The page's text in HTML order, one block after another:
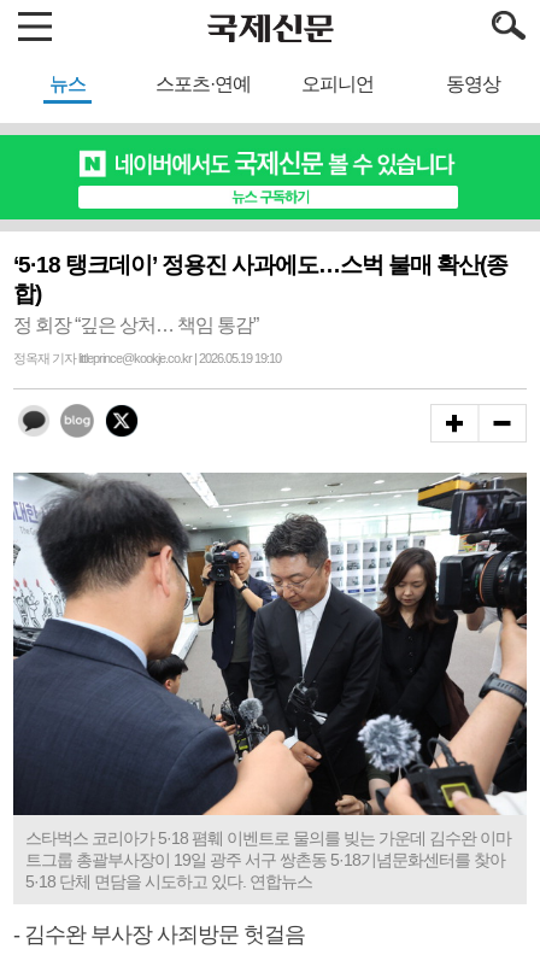
뉴스 스포츠·연예 오피니언 동영상
‘5·18 탱크데이’ 정용진 사과에도…스벅 불매 확산(종
합)
정 회장 “깊은 상처… 책임 통감”
정옥재 기자 littleprince@kookje.co.kr | 2026.05.19 19:10
스타벅스 코리아가 5·18 폄훼 이벤트로 물의를 빚는 가운데 김수완 이마
트그룹 총괄부사장이 19일 광주 서구 쌍촌동 5·18기념문화센터를 찾아
5·18 단체 면담을 시도하고 있다. 연합뉴스
- 김수완 부사장 사죄방문 헛걸음